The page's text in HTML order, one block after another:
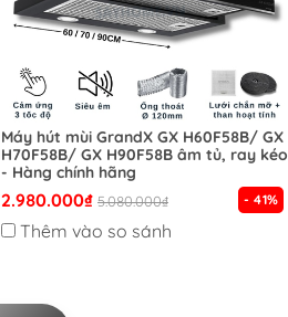
Máy hút mùi GrandX GX H60F58B/ GX
H70F58B/ GX H90F58B âm tủ, ray kéo
- Hàng chính hãng
2.980.000₫ 5.080.000₫ - 41%
Thêm vào so sánh